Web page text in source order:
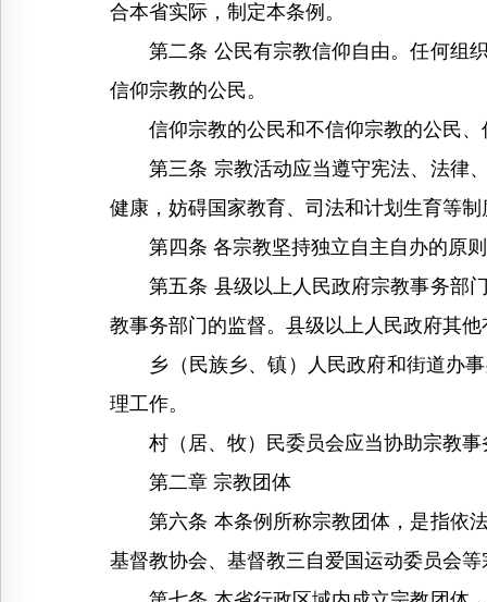
合本省实际，制定本条例。
第二条 公民有宗教信仰自由。任何组织
信仰宗教的公民。
信仰宗教的公民和不信仰宗教的公民、
第三条 宗教活动应当遵守宪法、法律、
健康，妨碍国家教育、司法和计划生育等
第四条 各宗教坚持独立自主自办的原则
第五条 县级以上人民政府宗教事务部门
教事务部门的监督。县级以上人民政府其
乡（民族乡、镇）人民政府和街道办事
理工作。
村（居、牧）民委员会应当协助宗教事
第二章 宗教团体
第六条 本条例所称宗教团体，是指依法
基督教协会、基督教三自爱国运动委员会